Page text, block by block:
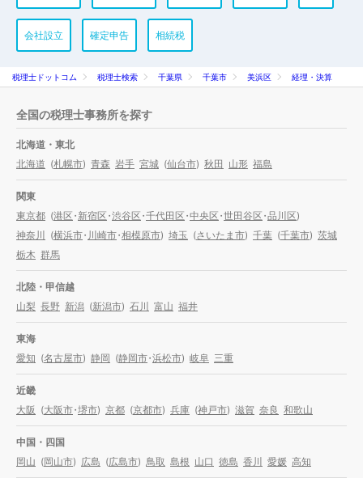
会社設立 確定申告 相続税
税理士ドットコム 税理士検索 千葉県 千葉市 美浜区 経理・決算
全国の税理士事務所を探す
北海道・東北
北海道 (札幌市) 青森 岩手 宮城 (仙台市) 秋田 山形 福島
関東
東京都 (港区・新宿区・渋谷区・千代田区・中央区・世田谷区・品川区)
神奈川
(横浜市・川崎市・相模原市) 埼玉 (さいたま市) 千葉 (千葉市) 茨城
栃木 群馬
北陸・甲信越
山梨 長野 新潟 (新潟市) 石川 富山 福井
東海
愛知 (名古屋市) 静岡 (静岡市・浜松市) 岐阜 三重
近畿
大阪 (大阪市・堺市) 京都 (京都市) 兵庫 (神戸市) 滋賀 奈良 和歌山
中国・四国
岡山 (岡山市) 広島 (広島市) 鳥取 島根 山口 徳島 香川 愛媛 高知